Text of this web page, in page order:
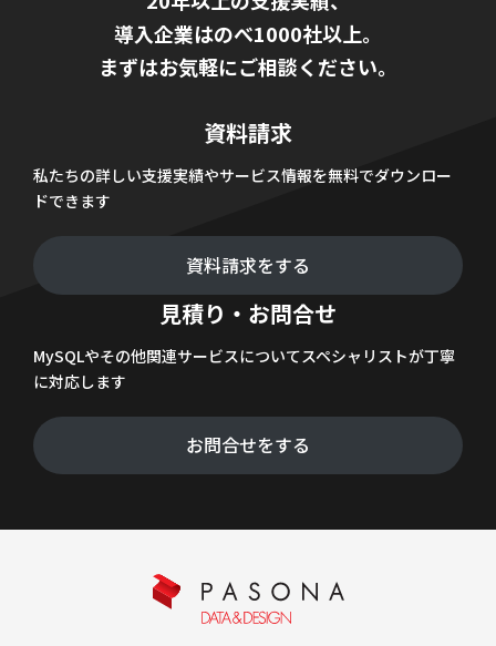
導入企業はのべ1000社以上。
まずはお気軽にご相談ください。
資料請求
私たちの詳しい支援実績やサービス情報を無料でダウンロー
ドできます
資料請求をする
見積り・お問合せ
MySQLやその他関連サービスについてスペシャリストが丁寧
に対応します
お問合せをする